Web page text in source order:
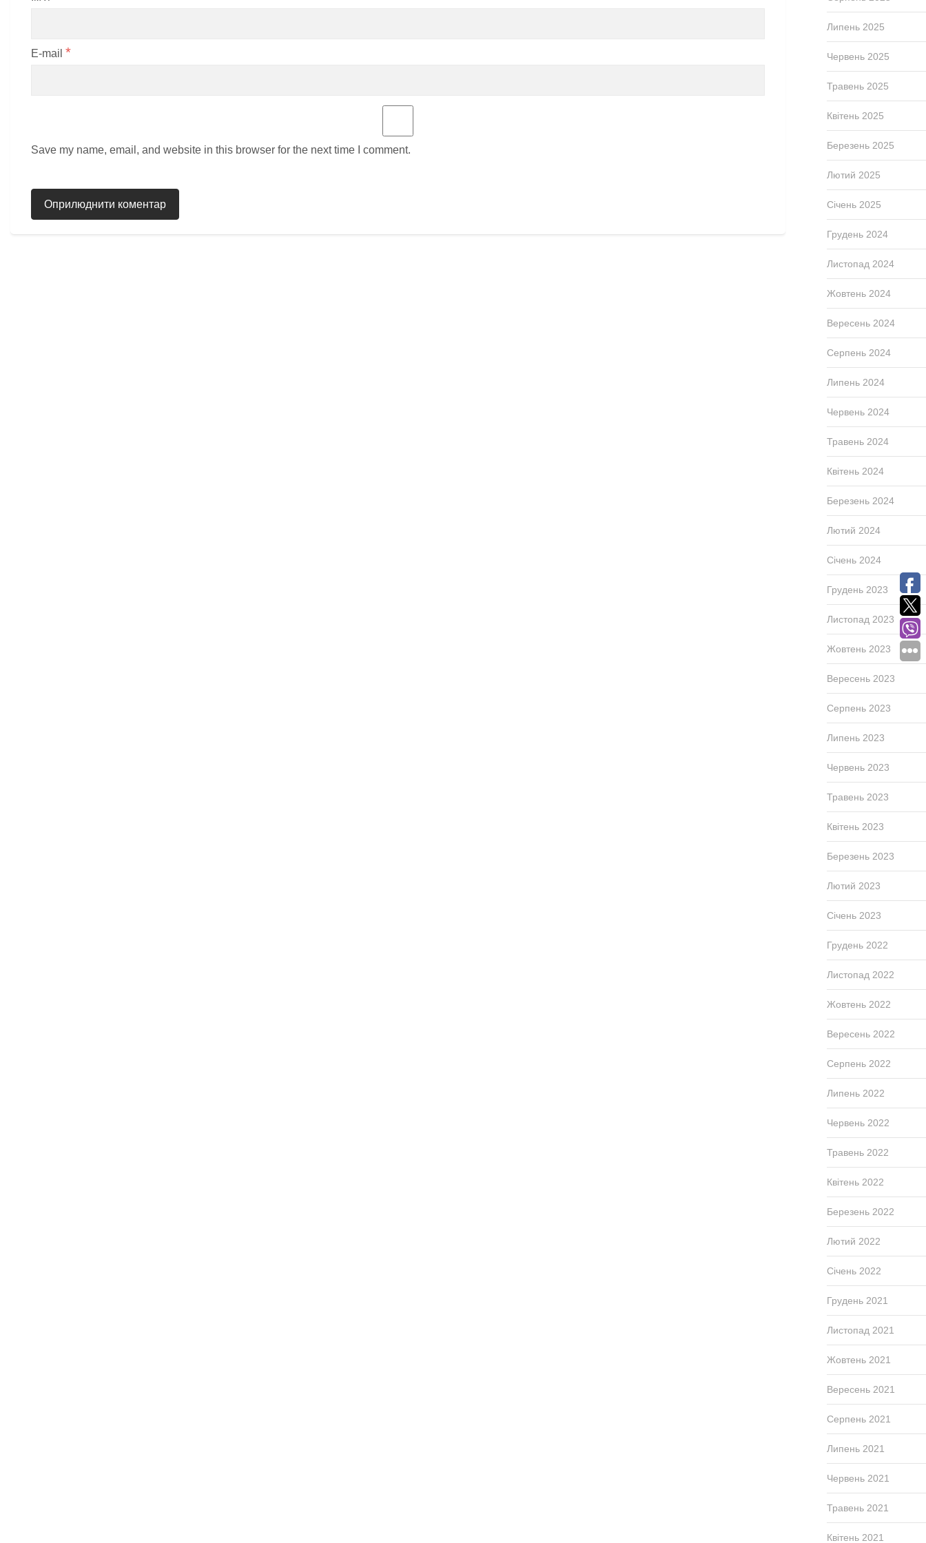
E-mail *
Save my name, email, and website in this browser for the next time I comment.
Липень 2025
Червень 2025
Травень 2025
Квітень 2025
Березень 2025
Лютий 2025
Січень 2025
Грудень 2024
Листопад 2024
Жовтень 2024
Вересень 2024
Серпень 2024
Липень 2024
Червень 2024
Травень 2024
Квітень 2024
Березень 2024
Лютий 2024
Січень 2024
Грудень 2023
Листопад 2023
Жовтень 2023
Вересень 2023
Серпень 2023
Липень 2023
Червень 2023
Травень 2023
Квітень 2023
Березень 2023
Лютий 2023
Січень 2023
Грудень 2022
Листопад 2022
Жовтень 2022
Вересень 2022
Серпень 2022
Липень 2022
Червень 2022
Травень 2022
Квітень 2022
Березень 2022
Лютий 2022
Січень 2022
Грудень 2021
Листопад 2021
Жовтень 2021
Вересень 2021
Серпень 2021
Липень 2021
Червень 2021
Травень 2021
Квітень 2021